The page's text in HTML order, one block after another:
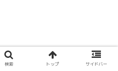
アする
検索 トップ サイドバー